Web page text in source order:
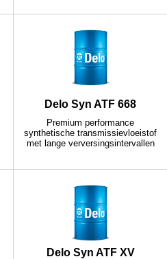
Delo Syn ATF 668
Premium performance
synthetische transmissievloeistof
met lange verversingsintervallen
Delo Syn ATF XV